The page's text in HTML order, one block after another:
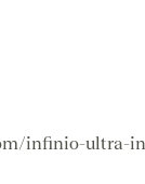
infinio-ultra-